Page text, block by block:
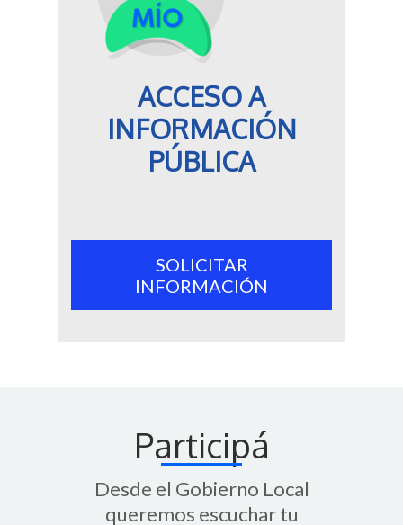
ACCESO A
INFORMACIÓN
PÚBLICA
SOLICITAR
INFORMACIÓN
Participá
Desde el Gobierno Local
queremos escuchar tu